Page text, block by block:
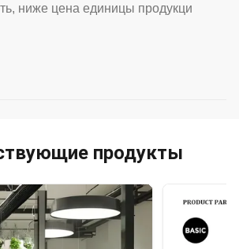
ниже цена единицы продукци
продукты